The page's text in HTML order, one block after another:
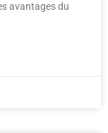
avantages du